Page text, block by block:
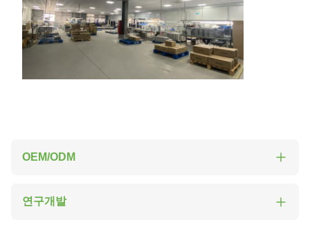
OEM/ODM
여 EMT는 새로운 고객과 오래된 고객이 OEM 처리 서
연구개발